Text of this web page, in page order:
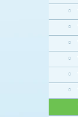
n
í
p
e
l